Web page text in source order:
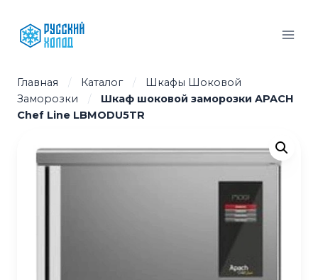
содержимому
Главная / Каталог /
Шкафы Шоковой
Заморозки
/
Шкаф шоковой заморозки APACH
Chef Line LBMODU5TR